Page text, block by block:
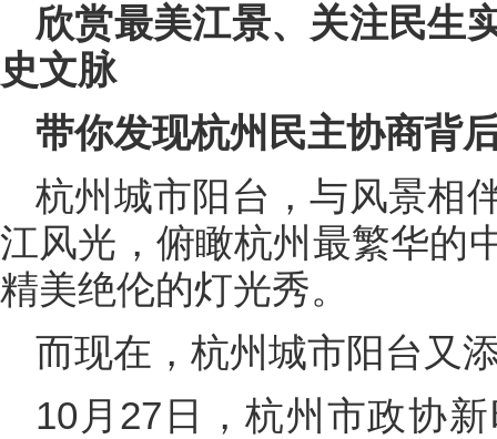
欣赏最美江景、关注民生
史文脉
带你发现杭州民主协商背
杭州城市阳台，与风景相
江风光，俯瞰杭州最繁华的
精美绝伦的灯光秀。
而现在，杭州城市阳台又
10月27日，杭州市政协